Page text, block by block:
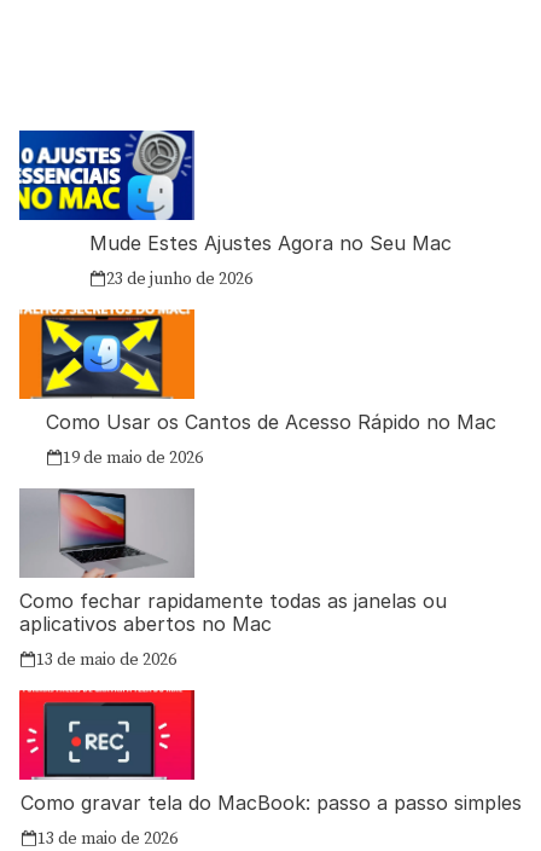
Mude Estes Ajustes Agora no Seu Mac
23 de junho de 2026
Como Usar os Cantos de Acesso Rápido no Mac
19 de maio de 2026
Como fechar rapidamente todas as janelas ou
aplicativos abertos no Mac
13 de maio de 2026
Como gravar tela do MacBook: passo a passo simples
13 de maio de 2026